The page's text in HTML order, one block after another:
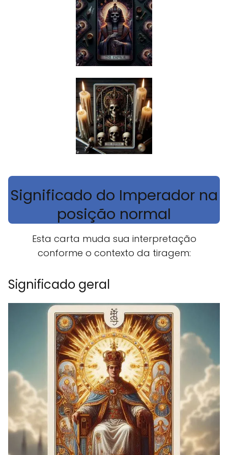
Significado do Imperador na
posição normal
Esta carta muda sua interpretação
conforme o contexto da tiragem:
Significado geral